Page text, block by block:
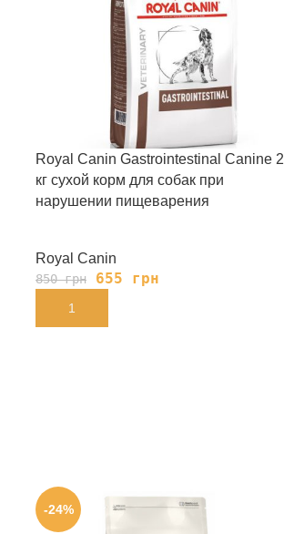
Royal Canin Gastrointestinal Canine 2
кг сухой корм для собак при
нарушении пищеварения
Royal Canin
850грн 655 грн
В КОРЗИНУ
-24%